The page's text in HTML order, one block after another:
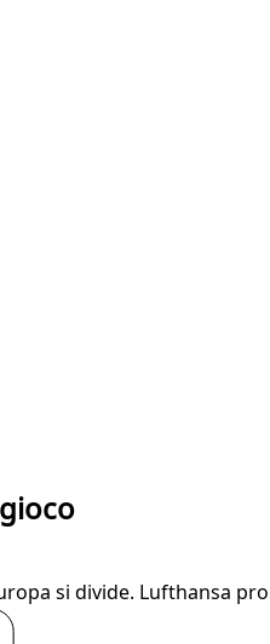
si divide. Lufthansa